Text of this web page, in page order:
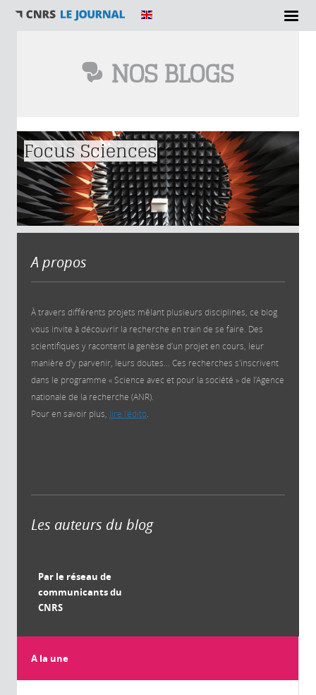
NOS BLOGS
Vous êtes ici
Focus Sciences
A propos
À travers différents projets mêlant plusieurs disciplines, ce blog
vous invite à découvrir la recherche en train de se faire. Des
scientifiques y racontent la genèse d’un projet en cours, leur
manière d’y parvenir, leurs doutes… Ces recherches s'inscrivent
dans le programme « Science avec et pour la société » de l’Agence
nationale de la recherche (ANR).
Pour en savoir plus, lire l'édito
Les auteurs du blog
Par le réseau de
communicants du
CNRS
A la une